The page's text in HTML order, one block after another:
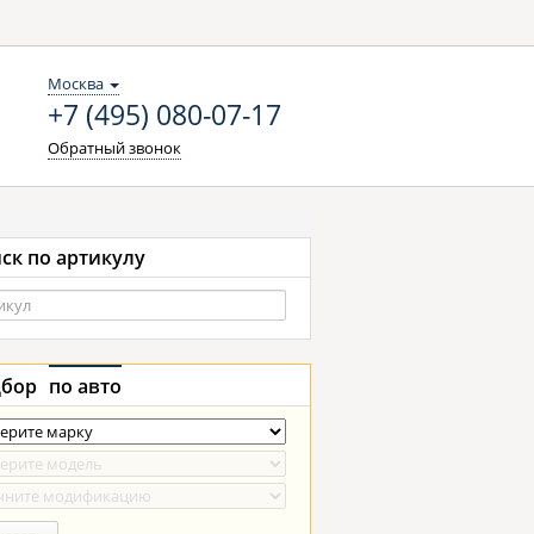
Москва
+7 (495) 080-07-17
Обратный звонок
по артикулу
по авто